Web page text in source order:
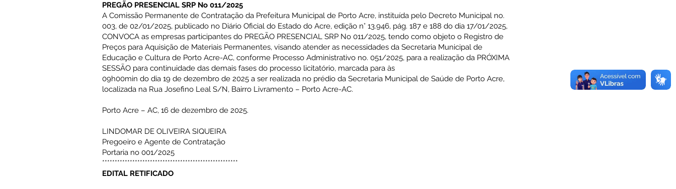
PREGÃO PRESENCIAL SRP No 011/2025
A Comissão Permanente de Contratação da Prefeitura Municipal de Porto Acre, instituída pelo Decreto Municipal no.
003, de 02/01/2025, publicado no Diário Oficial do Estado do Acre, edição n° 13.946, pág. 187 e 188 do dia 17/01/2025,
CONVOCA as empresas participantes do PREGÃO PRESENCIAL SRP No 011/2025, tendo como objeto o Registro de
Preços para Aquisição de Materiais Permanentes, visando atender as necessidades da Secretaria Municipal de
Educação e Cultura de Porto Acre-AC, conforme Processo Administrativo no. 051/2025, para a realização da PRÓXIMA
SESSÃO para continuidade das demais fases do processo licitatório, marcada para às
09h00min do dia 19 de dezembro de 2025 a ser realizada no prédio da Secretaria Municipal de Saúde de Porto Acre,
localizada na Rua Josefino Leal S/N, Bairro Livramento – Porto Acre-AC.
Porto Acre – AC, 16 de dezembro de 2025.
LINDOMAR DE OLIVEIRA SIQUEIRA
Pregoeiro e Agente de Contratação
Portaria no 001/2025
******************************************************
EDITAL RETIFICADO